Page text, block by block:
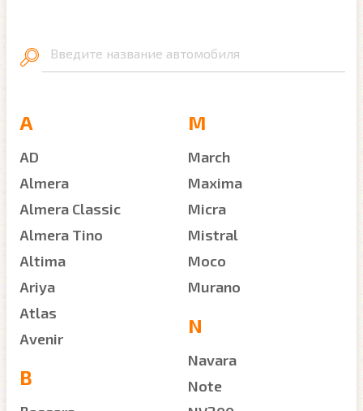
Введите название автомобиля
A
AD
Almera
Almera Classic
Almera Tino
Altima
Ariya
Atlas
Avenir
B
M
March
Maxima
Micra
Mistral
Moco
Murano
N
Navara
Note